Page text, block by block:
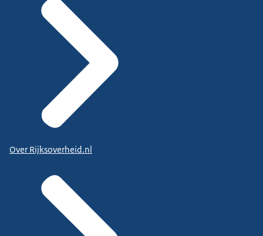
Over Rijksoverheid.nl